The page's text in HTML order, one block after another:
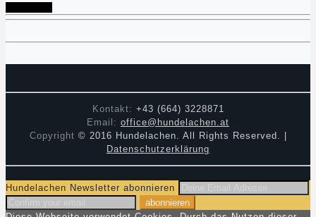
Kontakt: +43 (664) 3228871
Email: office@hundelachen.at
Copyright © 2016 Hundelachen. All Rights Reserved. |
Datenschutzerklärung
Hundelachen Newsletter abonnieren